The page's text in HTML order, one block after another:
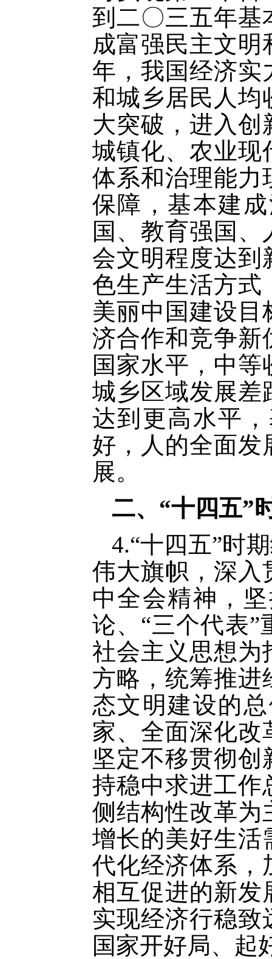
到二〇三五年基
成富强民主文
年，我国经济实
和城乡居民人均
大突破，进入创
城镇化、农业现
体系和治理能力
保障，基本建
国、教育强国
会文明程度达到
色生产生活方式
美丽中国建设目
济合作和竞争新
国家水平，中
城乡区域发展差
达到更高水平
好，人的全面发
展。
二、 “十四五”
4.“十四五”时
伟大旗帜，深入
中全会精神，
论、“三个代表
社会主义思想为
方略，统筹推进
态文明建设的
家、全面深化改
坚定不移贯彻
持稳中求进工作
侧结构性改革为
增长的美好生活
代化经济体系，
相互促进的新发
实现经济行稳致
国家开好局、起